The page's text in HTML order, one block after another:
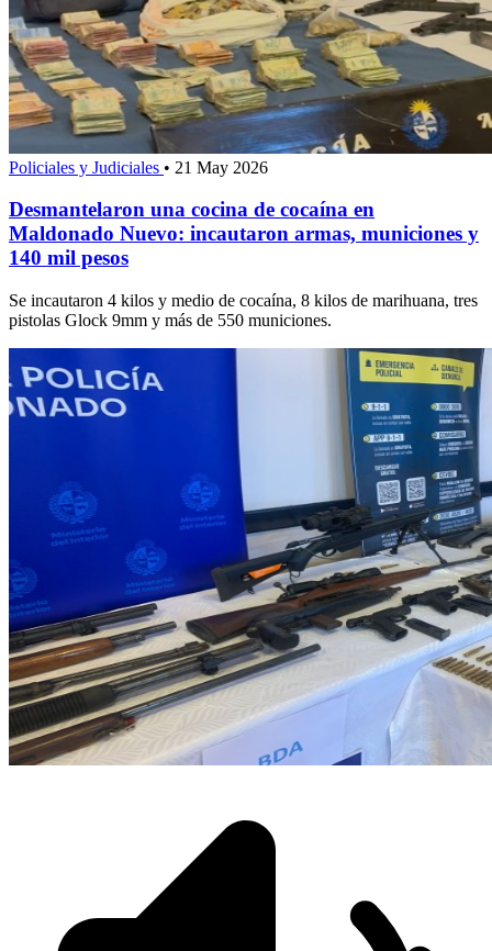
Policiales y Judiciales • 21 May 2026
Desmantelaron una cocina de cocaína en
Maldonado Nuevo: incautaron armas, municiones y
140 mil pesos
Se incautaron 4 kilos y medio de cocaína, 8 kilos de marihuana, tres
pistolas Glock 9mm y más de 550 municiones.